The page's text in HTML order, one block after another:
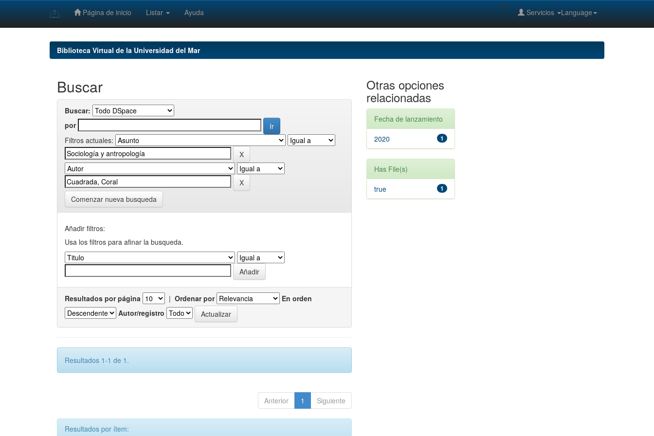
Página de inicio Listar Ayuda Language
Servicios
--%>
Biblioteca Virtual de la Universidad del Mar
Buscar
Buscar:
por
Filtros actuales:
Comenzar nueva busqueda
Añadir filtros:
Usa los filtros para afinar la busqueda.
Resultados por página | Ordenar por
En orden
Autor/registro
Resultados 1-1 de 1.
Anterior 1 Siguiente
Resultados por ítem:
Otras opciones
relacionadas
Fecha de lanzamiento
1
2020
Has File(s)
1
true